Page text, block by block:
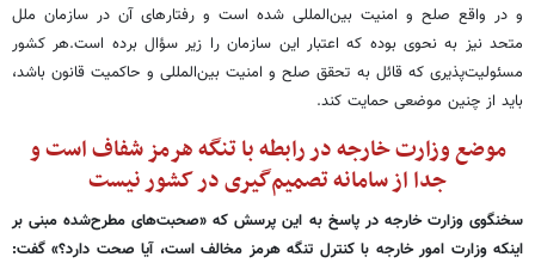
و در واقع صلح و امنیت بین‌المللی شده است و رفتارهای آن در سازمان ملل
متحد نیز به نحوی بوده که اعتبار این سازمان را زیر سؤال برده است.هر کشور
مسئولیت‌پذیری که قائل به تحقق صلح و امنیت بین‌المللی و حاکمیت قانون باشد،
باید از چنین موضعی حمایت کند.
موضع وزارت خارجه در رابطه با تنگه هرمز شفاف است و
جدا از سامانه تصمیم‌گیری در کشور نیست
سخنگوی وزارت خارجه در پاسخ به این پرسش که «صحبت‌های مطرح‌شده مبنی بر
اینکه وزارت امور خارجه با کنترل تنگه هرمز مخالف است، آیا صحت دارد؟» گفت: